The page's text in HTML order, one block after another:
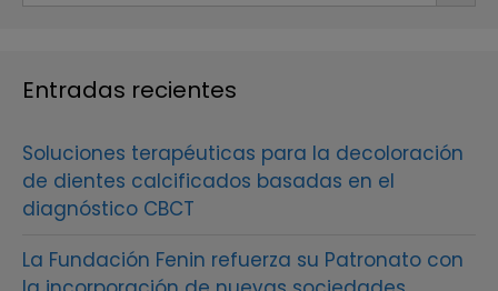
Entradas recientes
Soluciones terapéuticas para la decoloración
de dientes calcificados basadas en el
diagnóstico CBCT
La Fundación Fenin refuerza su Patronato con